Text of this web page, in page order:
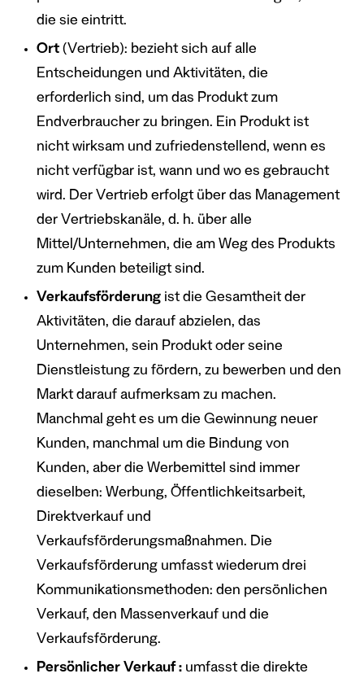
die sie eintritt.
Ort (Vertrieb): bezieht sich auf alle
Entscheidungen und Aktivitäten, die
erforderlich sind, um das Produkt zum
Endverbraucher zu bringen. Ein Produkt ist
nicht wirksam und zufriedenstellend, wenn es
nicht verfügbar ist, wann und wo es gebraucht
wird. Der Vertrieb erfolgt über das Management
der Vertriebskanäle, d. h. über alle
Mittel/Unternehmen, die am Weg des Produkts
zum Kunden beteiligt sind.
Verkaufsförderung ist die Gesamtheit der
Aktivitäten, die darauf abzielen, das
Unternehmen, sein Produkt oder seine
Dienstleistung zu fördern, zu bewerben und den
Markt darauf aufmerksam zu machen.
Manchmal geht es um die Gewinnung neuer
Kunden, manchmal um die Bindung von
Kunden, aber die Werbemittel sind immer
dieselben: Werbung, Öffentlichkeitsarbeit,
Direktverkauf und
Verkaufsförderungsmaßnahmen. Die
Verkaufsförderung umfasst wiederum drei
Kommunikationsmethoden: den persönlichen
Verkauf, den Massenverkauf und die
Verkaufsförderung.
Persönlicher Verkauf : umfasst die direkte